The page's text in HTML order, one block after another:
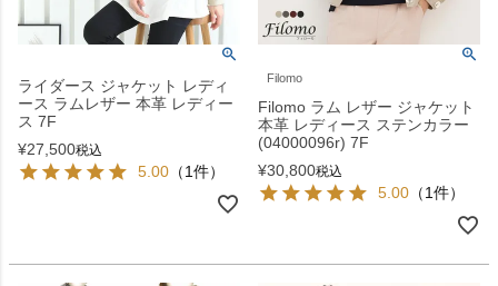
ライダース ジャケット レディ
ース ラムレザー 本革 レディー
ス 7F
¥27,500税込
5.00 （1件）
Filomo
Filomo ラム レザー ジャケット
本革 レディース ステンカラー
(04000096r) 7F
¥30,800税込
5.00 （1件）